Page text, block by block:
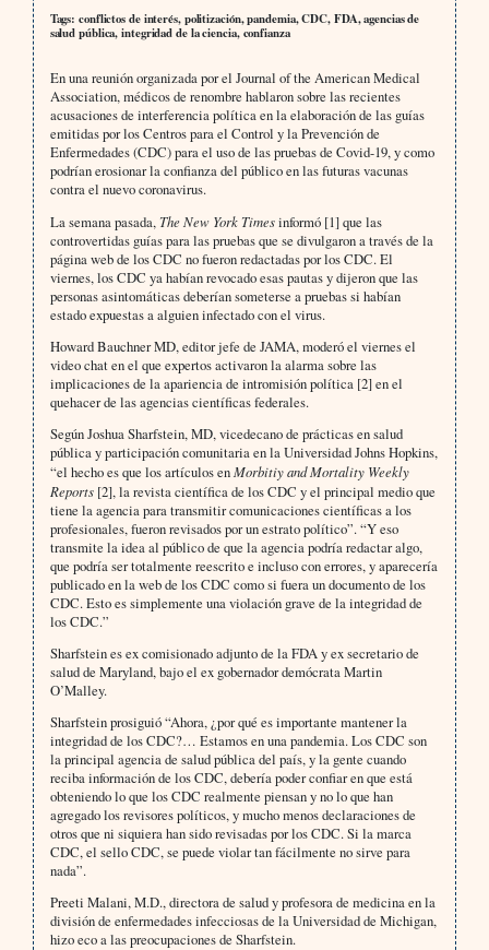
Tags: conflictos de interés, politización, pandemia, CDC, FDA, agencias de
salud pública, integridad de la ciencia, confianza
En una reunión organizada por el Journal of the American Medical
Association, médicos de renombre hablaron sobre las recientes
acusaciones de interferencia política en la elaboración de las guías
emitidas por los Centros para el Control y la Prevención de
Enfermedades (CDC) para el uso de las pruebas de Covid-19, y como
podrían erosionar la confianza del público en las futuras vacunas
contra el nuevo coronavirus.
La semana pasada, The New York Timesinformó [1] que las
controvertidas guías para las pruebas que se divulgaron a través de la
página web de los CDC no fueron redactadas por los CDC. El
viernes, los CDC ya habían revocado esas pautas y dijeron que las
personas asintomáticas deberían someterse a pruebas si habían
estado expuestas a alguien infectado con el virus.
Howard Bauchner MD, editor jefe de JAMA, moderó el viernes el
video chat en el que expertos activaron la alarma sobre las
implicaciones de la apariencia de intromisión política [2] en el
quehacer de las agencias científicas federales.
Según Joshua Sharfstein, MD, vicedecano de prácticas en salud
pública y participación comunitaria en la Universidad Johns Hopkins,
“el hecho es que los artículos enMorbitiy and Mortality Weekly
Reports[2], la revista científica de los CDC y el principal medio que
tiene la agencia para transmitir comunicaciones científicas a los
profesionales, fueron revisados por un estrato político”. “Y eso
transmite la idea al público de que la agencia podría redactar algo,
que podría ser totalmente reescrito e incluso con errores, y aparecería
publicado en la web de los CDC como si fuera un documento de los
CDC. Esto es simplemente una violación grave de la integridad de
los CDC.”
Sharfstein es ex comisionado adjunto de la FDA y ex secretario de
salud de Maryland, bajo el ex gobernador demócrata Martin
O’Malley.
Sharfstein prosiguió “Ahora, ¿por qué es importante mantener la
integridad de los CDC?… Estamos en una pandemia. Los CDC son
la principal agencia de salud pública del país, y la gente cuando
reciba información de los CDC, debería poder confiar en que está
obteniendo lo que los CDC realmente piensan y no lo que han
agregado los revisores políticos, y mucho menos declaraciones de
otros que ni siquiera han sido revisadas por los CDC. Si la marca
CDC, el sello CDC, se puede violar tan fácilmente no sirve para
nada”.
Preeti Malani, M.D., directora de salud y profesora de medicina en la
división de enfermedades infecciosas de la Universidad de Michigan,
hizo eco a las preocupaciones de Sharfstein.